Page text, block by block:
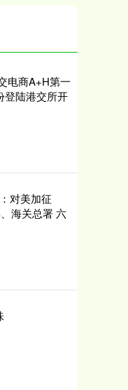
电商A+H第一
登陆港交所开
对美加征
海关总署 六